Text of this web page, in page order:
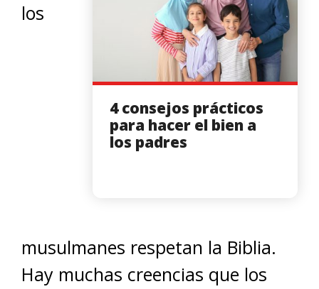
4 consejos prácticos
para hacer el bien a
los padres
los
musulmanes respetan la Biblia.
Hay muchas creencias que los